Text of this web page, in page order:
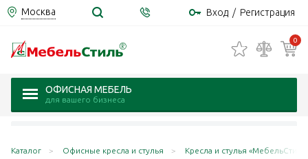
Москва Вход / Регистрация
0
ОФИСНАЯ МЕБЕЛЬ
для вашего бизнеса
Каталог Офисные кресла и стулья Кресла и стулья